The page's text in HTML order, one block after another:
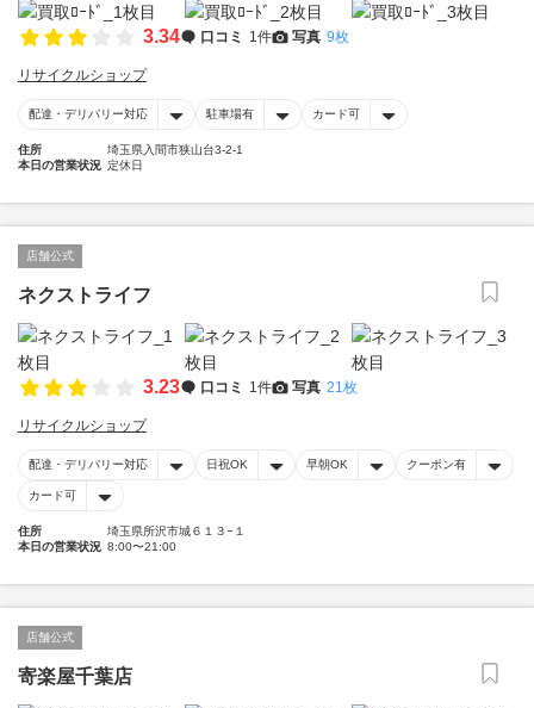
3.34 口コミ 1件 写真 9枚
リサイクルショップ
配達・デリバリー対応 駐車場有 カード可
住所
埼玉県入間市狭山台3-2-1
本日の営業状況 定休日
店舗公式
ネクストライフ
3.23 口コミ 1件 写真 21枚
リサイクルショップ
配達・デリバリー対応 日祝OK 早朝OK クーポン有
カード可
住所
埼玉県所沢市城６１３−１
本日の営業状況 8:00〜21:00
店舗公式
寄楽屋千葉店